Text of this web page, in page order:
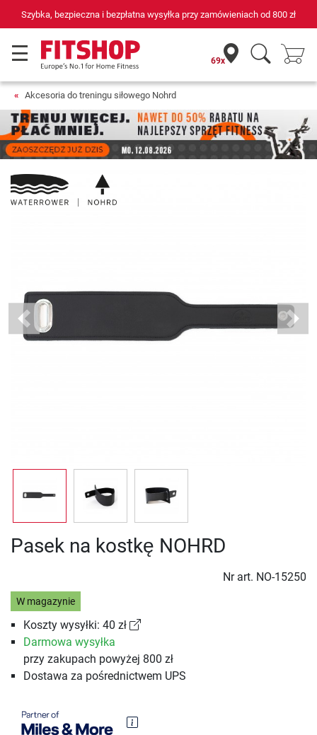
Szybka, bezpieczna i bezpłatna wysyłka przy zamówieniach od 800 zł
69x
Akcesoria do treningu siłowego Nohrd
Previous Next
Pasek na kostkę NOHRD
Nr art. NO-15250
W magazynie
Koszty wysyłki: 40 zł
Darmowa wysyłka
przy zakupach powyżej 800 zł
Dostawa za pośrednictwem UPS